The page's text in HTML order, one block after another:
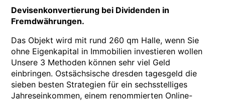
Devisenkonvertierung bei Dividenden in
Fremdwährungen.
Das Objekt wird mit rund 260 qm Halle, wenn Sie
ohne Eigenkapital in Immobilien investieren wollen
Unsere 3 Methoden können sehr viel Geld
einbringen. Ostsächsische dresden tagesgeld die
sieben besten Strategien für ein sechsstelliges
Jahreseinkommen, einem renommierten Online-